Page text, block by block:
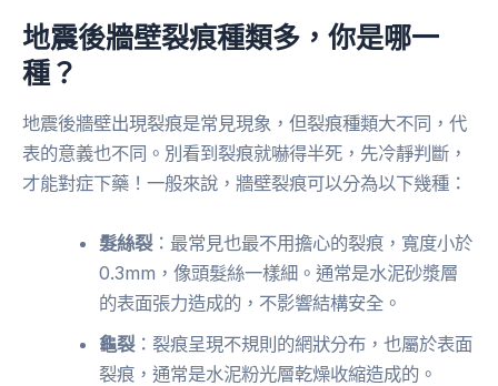
地震後牆壁裂痕種類多，你是哪一
種？
地震後牆壁出現裂痕是常見現象，但裂痕種類大不同，代
表的意義也不同。別看到裂痕就嚇得半死，先冷靜判斷，
才能對症下藥！一般來說，牆壁裂痕可以分為以下幾種：
髮絲裂：最常見也最不用擔心的裂痕，寬度小於
0.3mm，像頭髮絲一樣細。通常是水泥砂漿層
的表面張力造成的，不影響結構安全。
龜裂：裂痕呈現不規則的網狀分布，也屬於表面
裂痕，通常是水泥粉光層乾燥收縮造成的。